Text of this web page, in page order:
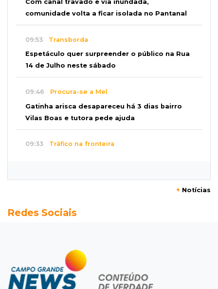
Com canal travado e via inundada,
comunidade volta a ficar isolada no Pantanal
09:53 Transborda
Espetáculo quer surpreender o público na Rua
14 de Julho neste sábado
09:46 Procura-se a Mel
Gatinha arisca desapareceu há 3 dias bairro
Vilas Boas e tutora pede ajuda
09:33 Tráfico na fronteira
Artesanato de MS entra em nova etapa da
Atenção
Eventos interditam ruas de Campo Grande
nesta sexta-feira
+ Notícias
Redes Sociais